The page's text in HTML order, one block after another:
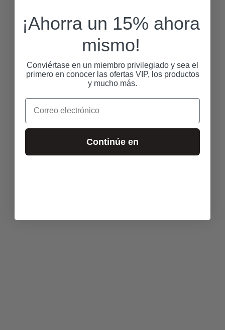
¡Ahorra un 15% ahora
mismo!
Conviértase en un miembro privilegiado y sea el
primero en conocer las ofertas VIP, los productos
y mucho más.
Correo electrónico
Continúe en